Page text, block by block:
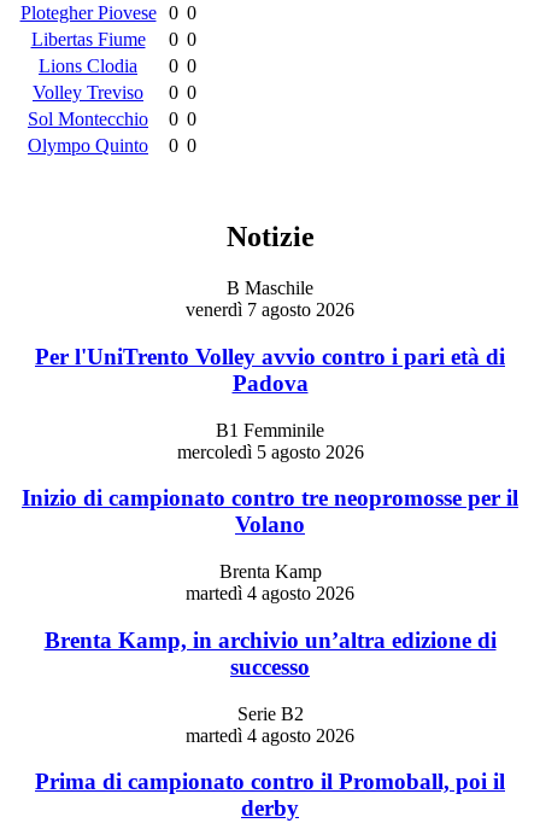
Plotegher Piovese 0 0
Libertas Fiume
0 0
Lions Clodia
0 0
Volley Treviso
0 0
Sol Montecchio
0 0
Olympo Quinto
0 0
Notizie
B Maschile
venerdì 7 agosto 2026
Per l'UniTrento Volley avvio contro i pari età di
Padova
B1 Femminile
mercoledì 5 agosto 2026
Inizio di campionato contro tre neopromosse per il
Volano
Brenta Kamp
martedì 4 agosto 2026
Brenta Kamp, in archivio un’altra edizione di
successo
Serie B2
martedì 4 agosto 2026
Prima di campionato contro il Promoball, poi il
derby